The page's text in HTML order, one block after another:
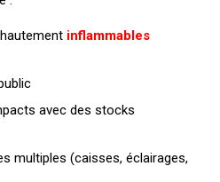
inflammables
avec des stocks
multiples (caisses, éclairages,